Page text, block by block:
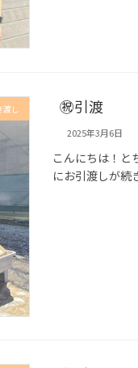
渡し ㊗引渡
2025年3月6日
こんにちは！
にお引渡しが